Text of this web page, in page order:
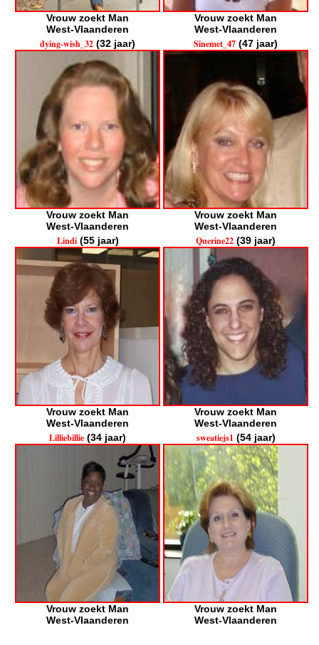
Vrouw zoekt Man
West-Vlaanderen
Vrouw zoekt Man
West-Vlaanderen
dying-wish_32 (32 jaar)
Vrouw zoekt Man
West-Vlaanderen
Sinemet_47 (47 jaar)
Vrouw zoekt Man
West-Vlaanderen
Lindi(55 jaar)
Vrouw zoekt Man
West-Vlaanderen
Querine22 (39 jaar)
Vrouw zoekt Man
West-Vlaanderen
Lilliebillie (34 jaar)
Vrouw zoekt Man
West-Vlaanderen
sweatiejs1 (54 jaar)
Vrouw zoekt Man
West-Vlaanderen